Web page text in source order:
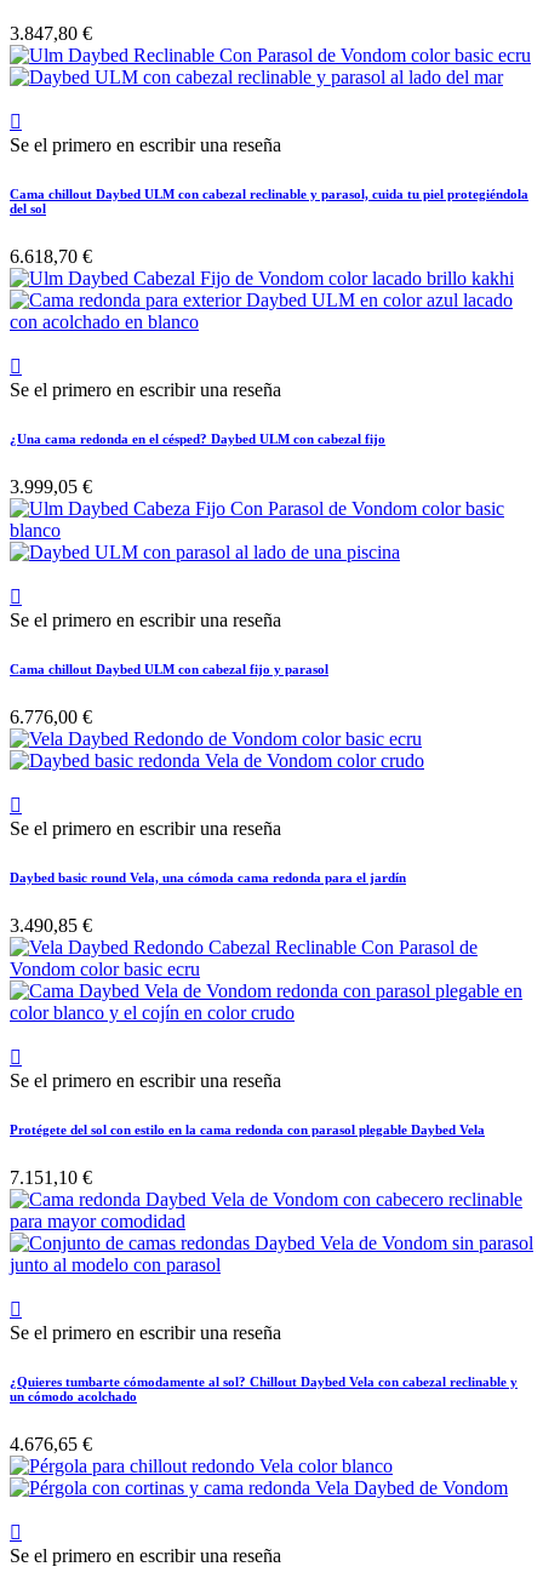
3.847,80 €

Se el primero en escribir una reseña
Cama chillout Daybed ULM con cabezal reclinable y parasol, cuida tu piel protegiéndola
del sol
6.618,70 €

Se el primero en escribir una reseña
¿Una cama redonda en el césped? Daybed ULM con cabezal fijo
3.999,05 €

Se el primero en escribir una reseña
Cama chillout Daybed ULM con cabezal fijo y parasol
6.776,00 €

Se el primero en escribir una reseña
Daybed basic round Vela, una cómoda cama redonda para el jardín
3.490,85 €

Se el primero en escribir una reseña
Protégete del sol con estilo en la cama redonda con parasol plegable Daybed Vela
7.151,10 €

Se el primero en escribir una reseña
¿Quieres tumbarte cómodamente al sol? Chillout Daybed Vela con cabezal reclinable y
un cómodo acolchado
4.676,65 €

Se el primero en escribir una reseña